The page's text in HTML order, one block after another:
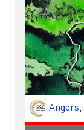
Angers